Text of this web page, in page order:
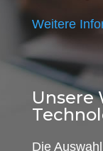
Weitere
Unsere
Die